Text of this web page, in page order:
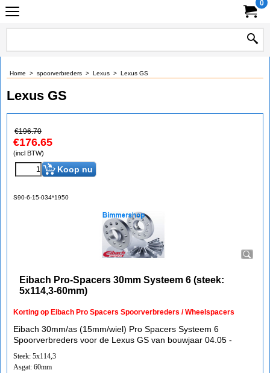
0
Home > spoorverbreders > Lexus > Lexus GS
Lexus GS
€196.70
€176.65
(incl BTW)
Koop nu
S90-6-15-034*1950
Eibach Pro-Spacers 30mm Systeem 6 (steek:
5x114,3-60mm)
Korting op Eibach Pro Spacers Spoorverbreders / Wheelspacers
Eibach 30mm/as (15mm/wiel) Pro Spacers Systeem 6
Spoorverbreders voor de Lexus GS van bouwjaar 04.05 -
Steek: 5x114,3
Asgat: 60mm